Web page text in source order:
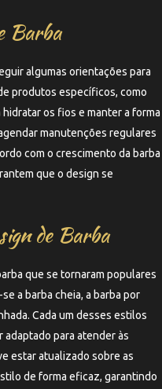
Barba
algumas orientações para
produtos específicos, como
os fios e manter a forma
manutenções regulares
com o crescimento da barba
que o design se
de Barba
que se tornaram populares
a barba cheia, a barba por
Cada um desses estilos
para atender às
estar atualizado sobre as
de forma eficaz, garantindo